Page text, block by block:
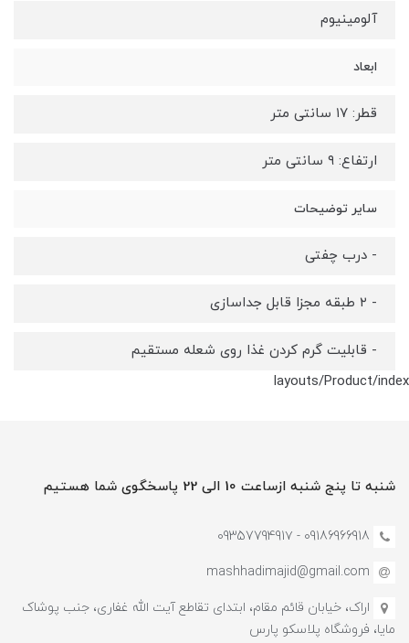
آلومینیوم
ابعاد
قطر: ۱۷ سانتی متر
ارتفاع: ۹ سانتی متر
سایر توضیحات
- درب چفتی
- ۲ طبقه مجزا قابل جداسازی
- قابلیت گرم کردن غذا روی شعله مستقیم
layouts/Product/index
شنبه تا پنج شنبه ازساعت 10 الی 22 پاسخگوی شما هستیم
09186966918 - 0935779491۷
mashhadimajid@gmail.com
اراک، خیابان قائم مقام، ابتدای تقاطع آیت الله غفاری، جنب پوشاک
مایا، فروشگاه پلاسکو پارس